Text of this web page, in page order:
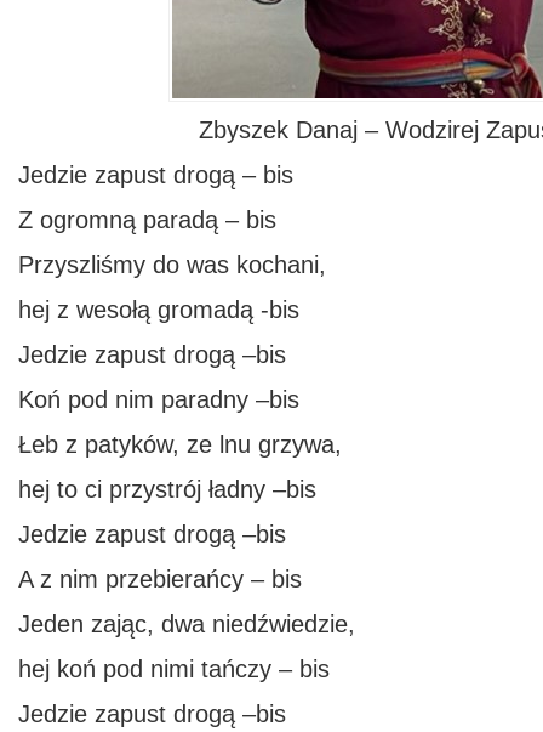
Zbyszek Danaj – Wodzirej
Jedzie zapust drogą – bis
Z ogromną paradą – bis
Przyszliśmy do was kochani,
hej z wesołą gromadą -bis
Jedzie zapust drogą –bis
Koń pod nim paradny –bis
Łeb z patyków, ze lnu grzywa,
hej to ci przystrój ładny –bis
Jedzie zapust drogą –bis
A z nim przebierańcy – bis
Jeden zając, dwa niedźwiedzie,
hej koń pod nimi tańczy – bis
Jedzie zapust drogą –bis